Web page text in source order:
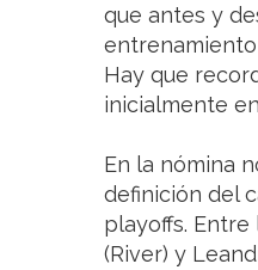
que antes y
Hay que
inicialmente
En la nómina
definición del
playoffs.
(River) y